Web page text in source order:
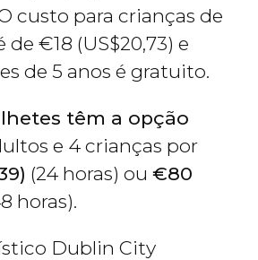
custo para crianças de
de €18 (US$20,73) e
de 5 anos é gratuito.
têm a opção
e 4 crianças por
(24 horas) ou €80
horas).
Dublin City